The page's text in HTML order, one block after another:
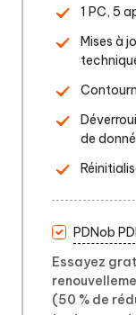
1 PC, 5
Mises à
de
PDNob
Essayez
(50 % de